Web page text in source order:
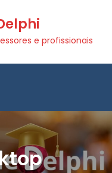
e profissionais